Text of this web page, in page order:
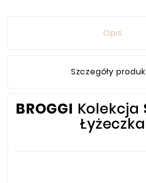
Opis
Szczegóły
BROGGI Kolekcja
Łyżeczka